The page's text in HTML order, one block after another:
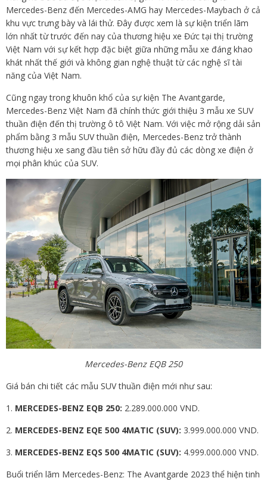
Mercedes-Benz đến Mercedes-AMG hay Mercedes-Maybach ở cả
khu vực trưng bày và lái thử. Đây được xem là sự kiện triển lãm
lớn nhất từ trước đến nay của thương hiệu xe Đức tại thị trường
Việt Nam với sự kết hợp đặc biệt giữa những mẫu xe đáng khao
khát nhất thế giới và không gian nghệ thuật từ các nghệ sĩ tài
năng của Việt Nam.
Cũng ngay trong khuôn khổ của sự kiện The Avantgarde,
Mercedes-Benz Việt Nam đã chính thức giới thiệu 3 mẫu xe SUV
thuần điện đến thị trường ô tô Việt Nam. Với việc mở rộng dải sản
phẩm bằng 3 mẫu SUV thuần điện, Mercedes-Benz trở thành
thương hiệu xe sang đầu tiên sở hữu đầy đủ các dòng xe điện ở
mọi phân khúc của SUV.
Mercedes-Benz EQB 250
Giá bán chi tiết các mẫu SUV thuần điện mới như sau:
1. MERCEDES-BENZ EQB 250: 2.289.000.000 VND.
2. MERCEDES-BENZ EQE 500 4MATIC (SUV): 3.999.000.000 VND.
3. MERCEDES-BENZ EQS 500 4MATIC (SUV): 4.999.000.000 VND.
Buổi triển lãm Mercedes-Benz: The Avantgarde 2023 thể hiện tinh